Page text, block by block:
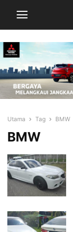
Utama Tag BMW
BMW